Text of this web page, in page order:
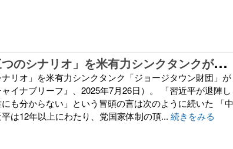
「
ポスト習近平～三つのシナリオ」を米有力シンクタンクが予測 軍と治安機構に、明らかな分裂・対立が生じている①（宮崎正弘国際情勢）
ナリオ」を米有力シンクタンク「ジョージタウン財団」が
イナブリーフ』、2025年7月26日）。 「習近平が退陣し
も分からない」という冒頭の言は次のように続いた 「中
は12年以上にわたり、党国家体制の頂... 続きをみる